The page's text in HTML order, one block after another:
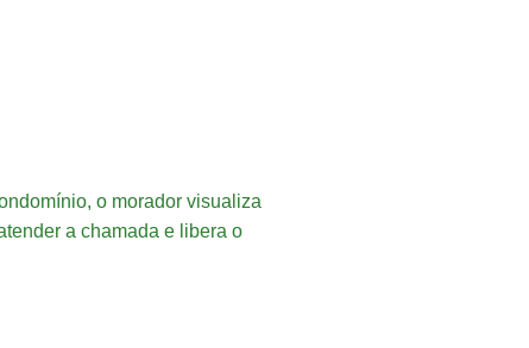
o morador visualiza
a chamada e libera o